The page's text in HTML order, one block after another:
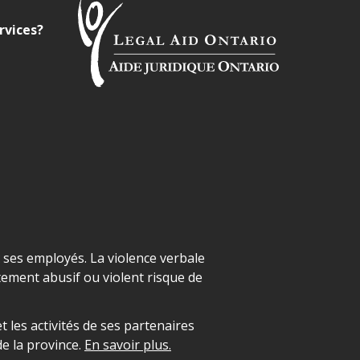
employés. La violence verbale
abusif ou violent risque de
les activités de ses partenaires
la province. En savoir plus.